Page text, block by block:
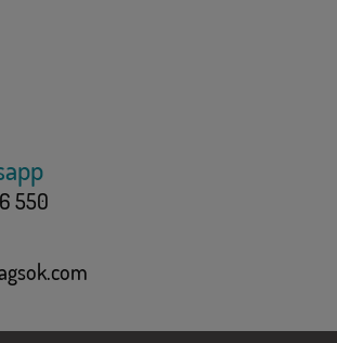
550